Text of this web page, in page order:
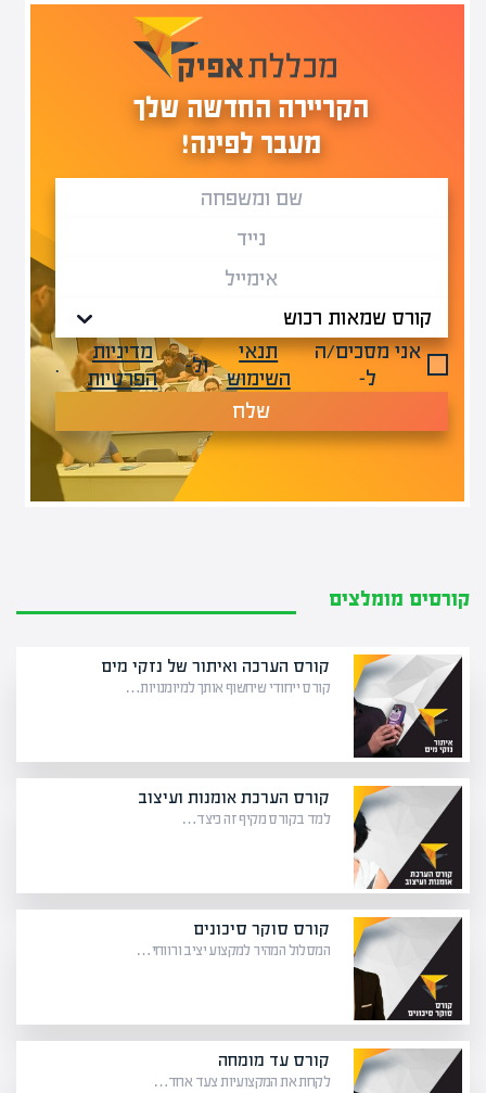
הקריירה החדשה שלך
מעבר לפינה!
אני מסכים/ה
ל-
תנאי
השימוש
ול-
מדיניות
הפרטיות
.
שלח
קורסים מומלצים
קורס הערכה ואיתור של נזקי מים
קורס ייחודי שיחשוף אותך למיומנויות…
קורס הערכת אומנות ועיצוב
למד בקורס מקיף זה כיצד…
קורס סוקר סיכונים
המסלול המהיר למקצוע יציב ורווחי…
קורס עד מומחה
לקחת את המקצועיות צעד אחד…